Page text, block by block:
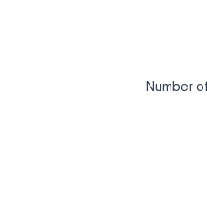
Number